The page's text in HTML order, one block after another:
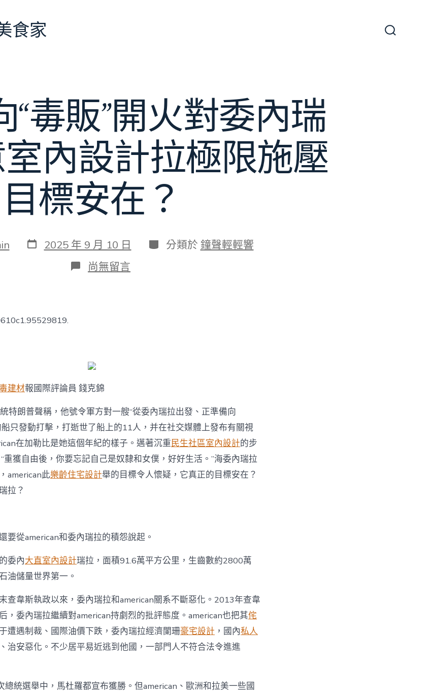
食家
“毒販”開火對委內瑞
內設計拉極限施壓
目標安在？
發
表
2025 年 9 月 10 日 分
類
分類於 鐘聲輕輕響
在
〈american
瑞
俱
室
內
設
計
拉
極
限
施
在？〉
中
尚無留言
建材報國際評論員 錢克錦
特朗普聲稱，他號令軍方對一艘“從委內瑞拉出發、正準備向
船只發動打擊，打逝世了船上的11人，并在社交媒體上發布有關視
在加勒比是她這個年紀的樣子。邁著沉重民生社區室內設計的步
重獲自由後，你要忘記自己是奴隸和女僕，好好生活。”海委內瑞拉
american此樂齡住宅設計舉的目標令人懷疑，它真正的目標安在？
拉？
要從american和委內瑞拉的積怨說起。
委內大直室內設計瑞拉，面積91.6萬平方公里，生齒數約2800萬
油儲量世界第一。
查韋斯執政以來，委內瑞拉和american關系不斷惡化。2013年查韋
，委內瑞拉繼續對american持劇烈的批評態度。american也把其侘
遭遇制裁、國際油價下跌，委內瑞拉經濟闌珊豪宅設計 ，國內私人
治安惡化。不少居平易近逃到他國，一部門人不符合法令進進
統選舉中，馬杜羅都宣布獲勝。但american、歐洲和拉美一些國